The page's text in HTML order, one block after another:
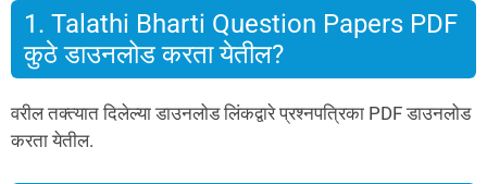
1. Talathi Bharti Question Papers PDF
कुठे डाउनलोड करता येतील?
वरील तक्त्यात दिलेल्या डाउनलोड लिंकद्वारे प्रश्नपत्रिका PDF डाउनलोड
करता येतील.